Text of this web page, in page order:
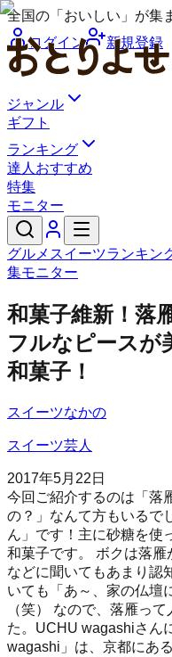
全国の「おいしい」が集
ログイン
新規登録
ジャンル
ギフト
ランキング
達人おすすめ
特集
モニター
グルメ スイーツランキン
集モニター
和菓子維新！落
フルなピースが
和菓子！
スイーツなかの
スイーツ芸人
2017年5月22日
今回ご紹介するのは「落
の？」なんて方もいるで
ん」です！主に砂糖を使
和菓子です。 ボクは落
などに聞いてもあまり認
いても「あ～、家の仏壇
（笑） なので、落雁っ
た。UCHU wagashiさん
wagashi」は、京都にあ